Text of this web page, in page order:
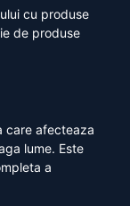
cu produse
de produse
care afecteaza
lume. Este
a